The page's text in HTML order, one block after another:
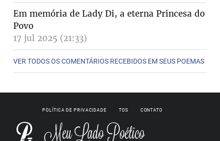
Em memória de Lady Di, a eterna Princesa do
Povo
17 jul 2025 (21:33)
VER TODOS OS COMENTÁRIOS RECEBIDOS EM SEUS POEMAS
POLÍTICA DE PRIVACIDADE TOS CONTATO